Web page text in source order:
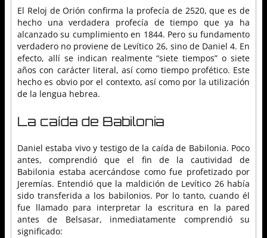
El Reloj de Orión confirma la profecía de 2520, que es de
hecho una verdadera profecía de tiempo que ya ha
alcanzado su cumplimiento en 1844. Pero su fundamento
verdadero no proviene de Levítico 26, sino de Daniel 4. En
efecto, allí se indican realmente “siete tiempos” o siete
años con carácter literal, así como tiempo profético. Este
hecho es obvio por el contexto, así como por la utilización
de la lengua hebrea.
La caída de Babilonia
Daniel estaba vivo y testigo de la caída de Babilonia. Poco
antes, comprendió que el fin de la cautividad de
Babilonia estaba acercándose como fue profetizado por
Jeremías. Entendió que la maldición de Levítico 26 había
sido transferida a los babilonios. Por lo tanto, cuando él
fue llamado para interpretar la escritura en la pared
antes de Belsasar, inmediatamente comprendió su
significado: